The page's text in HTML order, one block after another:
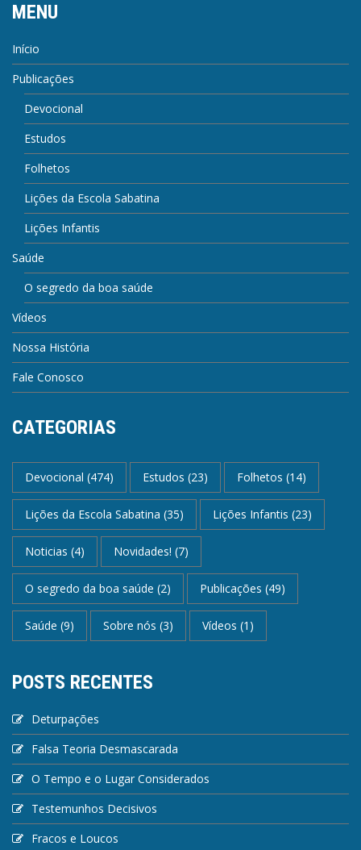
MENU
Início
Publicações
Devocional
Estudos
Folhetos
Lições da Escola Sabatina
Lições Infantis
Saúde
O segredo da boa saúde
Vídeos
Nossa História
Fale Conosco
CATEGORIAS
Devocional (474) Estudos (23) Folhetos (14)
Lições da Escola Sabatina (35) Lições Infantis (23)
Noticias (4) Novidades! (7)
O segredo da boa saúde (2) Publicações (49)
Saúde (9) Sobre nós (3) Vídeos (1)
POSTS RECENTES
Deturpações
Falsa Teoria Desmascarada
O Tempo e o Lugar Considerados
Testemunhos Decisivos
Fracos e Loucos